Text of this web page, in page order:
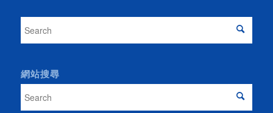
網站搜尋